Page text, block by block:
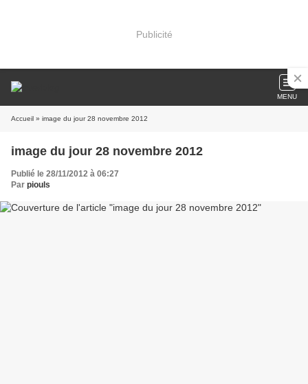
Publicité
MENU
Accueil » image du jour 28 novembre 2012
image du jour 28 novembre 2012
Publié le 28/11/2012 à 06:27
Par piouls